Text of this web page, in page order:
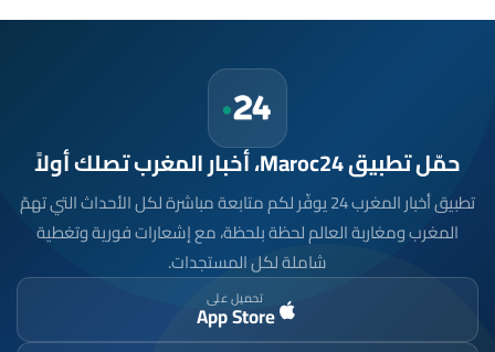
حمّل تطبيق Maroc24، أخبار المغرب تصلك أولاً
تطبيق أخبار المغرب 24 يوفّر لكم متابعة مباشرة لكل الأحداث التي تهمّ
المغرب ومغاربة العالم لحظة بلحظة، مع إشعارات فورية وتغطية
شاملة لكل المستجدات.
تحميل على
App Store